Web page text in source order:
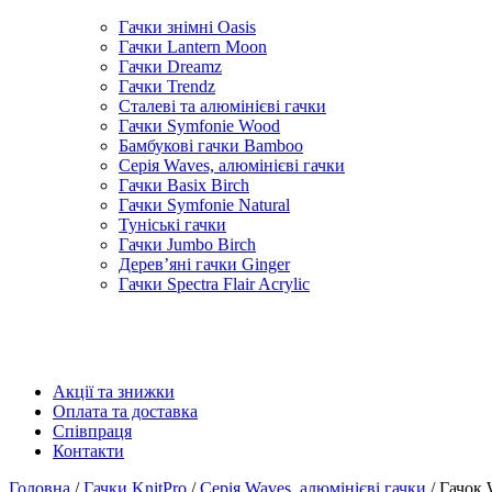
Гачки знімні Oasis
Гачки Lantern Moon
Гачки Dreamz
Гачки Trendz
Сталеві та алюмінієві гачки
Гачки Symfonie Wood
Бамбукові гачки Bamboo
Серія Waves, алюмінієві гачки
Гачки Basix Birch
Гачки Symfonie Natural
Туніські гачки
Гачки Jumbo Birch
Дерев’яні гачки Ginger
Гачки Spectra Flair Acrylic
Акції та знижки
Оплата та доставка
Співпраця
Контакти